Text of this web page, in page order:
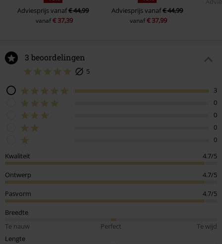
Adviesprijsvanaf€ 44,99
vanaf€ 37,39
Adviesprijsvanaf€ 44,99
vanaf€ 37,99
3 beoordelingen
5
3
0
0
0
0
Kwaliteit
4.7/5
Ontwerp 4.7/5
Pasvorm 4.7/5
Breedte
Te nauw
Perfect
Te wijd
Lengte